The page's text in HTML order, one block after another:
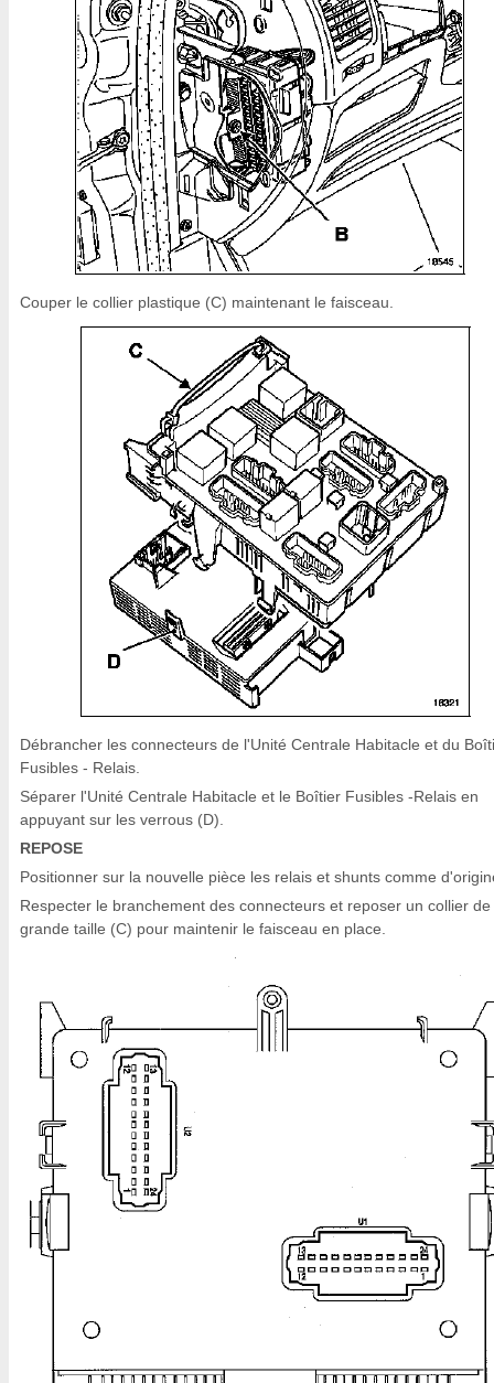
Couper le collier plastique (C) maintenant le faisceau.
Débrancher les connecteurs de l'Unité Centrale Habitacle et du
Fusibles - Relais.
Séparer l'Unité Centrale Habitacle et le Boîtier Fusibles -Relais en
appuyant sur les verrous (D).
REPOSE
Positionner sur la nouvelle pièce les relais et shunts comme
Respecter le branchement des connecteurs et reposer un collier de
grande taille (C) pour maintenir le faisceau en place.